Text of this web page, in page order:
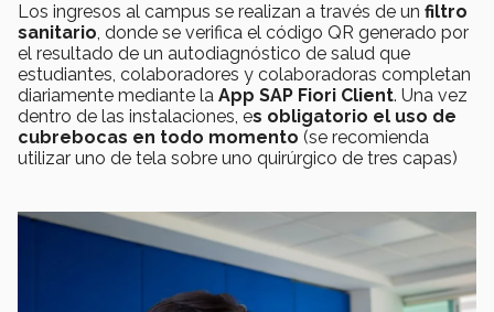
Los ingresos al campus se realizan a través de un filtro
sanitario, donde se verifica el código QR generado por
el resultado de un autodiagnóstico de salud que
estudiantes, colaboradores y colaboradoras completan
diariamente mediante la App SAP Fiori Client. Una vez
dentro de las instalaciones, es obligatorio el uso de
cubrebocas en todo momento (se recomienda
utilizar uno de tela sobre uno quirúrgico de tres capas)